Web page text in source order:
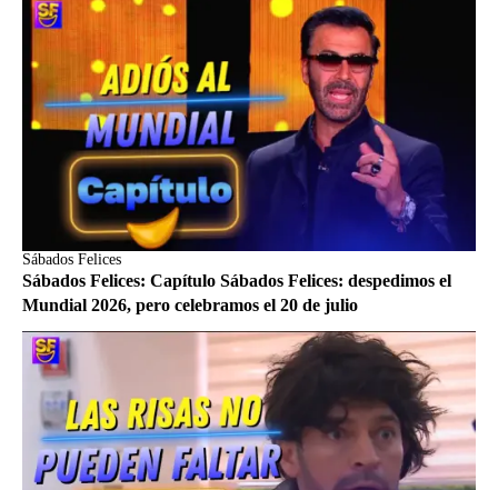
Sábados Felices
Sábados Felices: Capítulo Sábados Felices: despedimos el
Mundial 2026, pero celebramos el 20 de julio